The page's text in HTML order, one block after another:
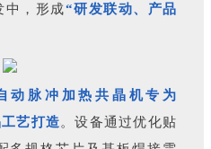
中，形成“研发联动、产品
动脉冲加热共晶机专为
艺打造。设备通过优化贴